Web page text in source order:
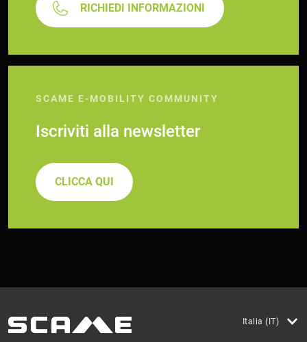
RICHIEDI INFORMAZIONI
SCAME E-MOBILITY COMMUNITY
Iscriviti alla newsletter
CLICCA QUI
Italia (IT)